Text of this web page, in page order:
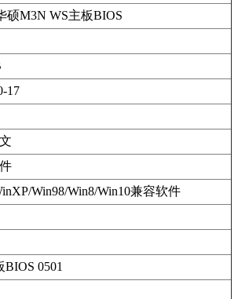
硕M3N WS主板BIOS
17
Win98/Win8/Win10兼容软件
BIOS 0501